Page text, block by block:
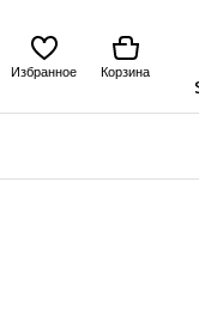
Избранное Корзина